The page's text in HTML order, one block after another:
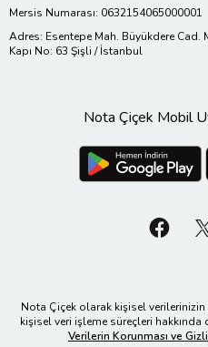
Mersis Numarası: 0632154065000001
Adres: Esentepe Mah. Büyükdere Cad.
Kapı No: 63 Şişli / İstanbul
Nota Çiçek Mobil
Nota Çiçek olarak kişisel
kişisel veri işleme süreçleri
Verilerin Korunması ve